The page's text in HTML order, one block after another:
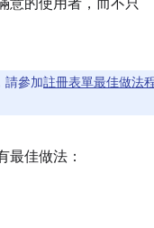
意的使用者，而不只
請參加註冊表單最佳做法
最佳做法：